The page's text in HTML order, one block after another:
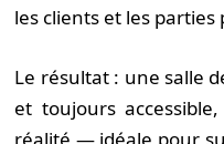
les clients et les
Le résultat : une salle
et toujours
réalité — idéale pour